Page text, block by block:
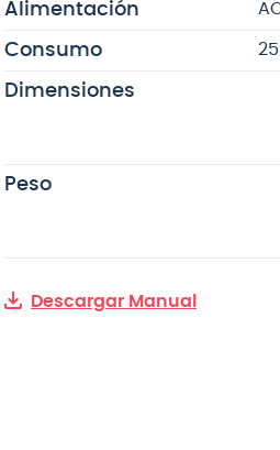
Alimentación
Consumo
Dimensiones
Peso
Descargar Manual